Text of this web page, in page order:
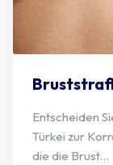
Entscheiden
Türkei zur
die die Brust...